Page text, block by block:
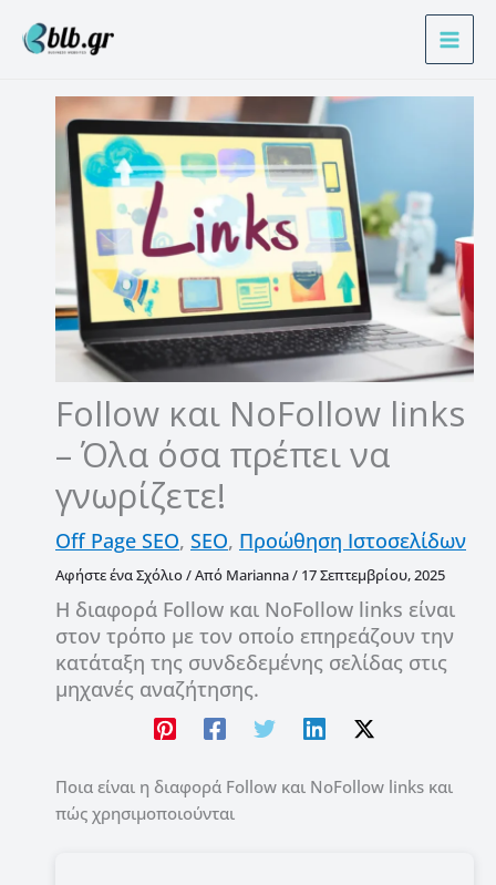
στο
Follow και NoFollow links
– Όλα όσα πρέπει να
γνωρίζετε!
Off Page SEO, SEO, Προώθηση Ιστοσελίδων
Αφήστε ένα Σχόλιο/ Από Marianna/ 17 Σεπτεμβρίου, 2025
Η διαφορά Follow και NoFollow links είναι
στον τρόπο με τον οποίο επηρεάζουν την
κατάταξη της συνδεδεμένης σελίδας στις
μηχανές αναζήτησης.
Ποια είναι η διαφορά Follow και NoFollow links και
πώς χρησιμοποιούνται
ν